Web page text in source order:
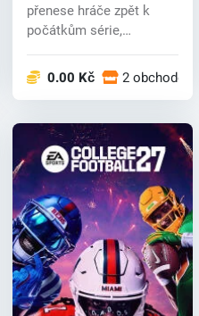
přenese hráče zpět k
počátkům série,
0.00 Kč 2 obchodech